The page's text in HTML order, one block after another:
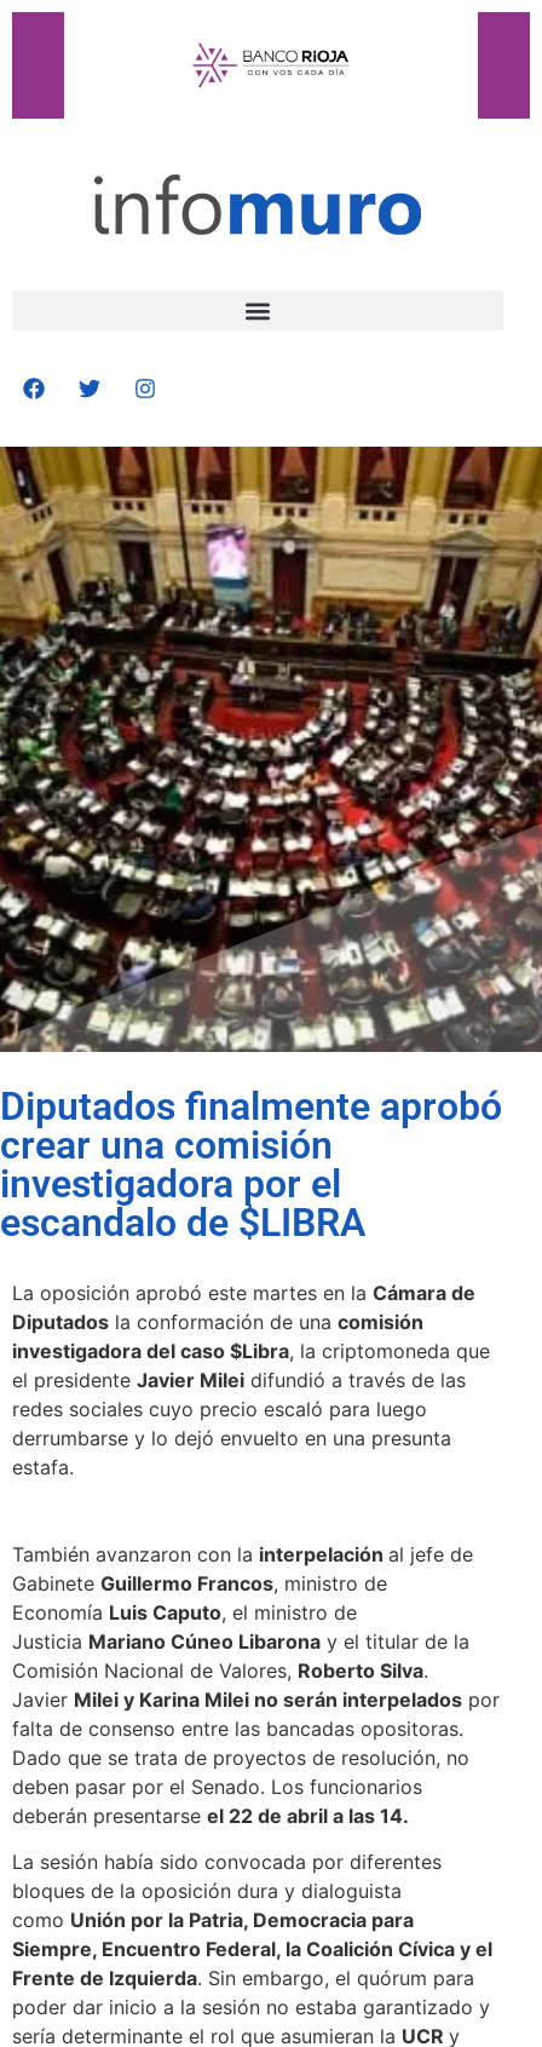
Diputados finalmente aprobó
crear una comisión
investigadora por el
escandalo de $LIBRA
La oposición aprobó este martes en la Cámara de
Diputados la conformación de una comisión
investigadora del caso $Libra, la criptomoneda que
el presidente Javier Milei difundió a través de las
redes sociales cuyo precio escaló para luego
derrumbarse y lo dejó envuelto en una presunta
estafa.
También avanzaron con la interpelación al jefe de
Gabinete Guillermo Francos, ministro de
Economía Luis Caputo, el ministro de
Justicia Mariano Cúneo Libarona y el titular de la
Comisión Nacional de Valores, Roberto Silva.
Javier Milei y Karina Milei no serán interpelados por
falta de consenso entre las bancadas opositoras.
Dado que se trata de proyectos de resolución, no
deben pasar por el Senado. Los funcionarios
deberán presentarse el 22 de abril a las 14.
La sesión había sido convocada por diferentes
bloques de la oposición dura y dialoguista
como Unión por la Patria, Democracia para
Siempre, Encuentro Federal, la Coalición Cívica y el
Frente de Izquierda. Sin embargo, el quórum para
poder dar inicio a la sesión no estaba garantizado y
sería determinante el rol que asumieran la UCR y